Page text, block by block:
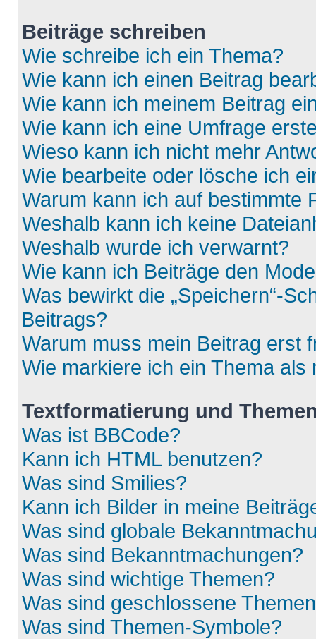
Beiträge schreiben
Wie schreibe ich ein Thema?
Wie kann ich einen Beitrag
Wie kann ich meinem Beitrag
Wie kann ich eine Umfrage
Wieso kann ich nicht mehr
Wie bearbeite oder lösche ich
Warum kann ich auf bestimmte
Weshalb kann ich keine
Weshalb wurde ich verwarnt?
Wie kann ich Beiträge den
Was bewirkt die „Speichern“-
Beitrags?
Warum muss mein Beitrag erst
Wie markiere ich ein Thema als
Textformatierung und
Was ist BBCode?
Kann ich HTML benutzen?
Was sind Smilies?
Kann ich Bilder in meine
Was sind globale
Was sind Bekanntmachungen?
Was sind wichtige Themen?
Was sind geschlossene
Was sind Themen-Symbole?